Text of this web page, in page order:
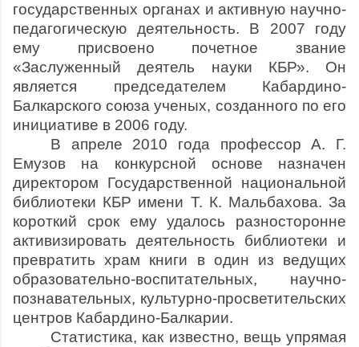
государственных органах и активную научно-
педагогическую деятельность. В 2007 году
ему присвоено почетное звание
«Заслуженный деятель науки КБР». Он
является председателем Кабардино-
Балкарского союза ученых, созданного по его
инициативе в 2006 году.
В апреле 2010 года профессор А. Г.
Емузов на конкурсной основе назначен
директором Государственной национальной
библиотеки КБР имени Т. К. Мальбахова. За
короткий срок ему удалось разносторонне
активизировать деятельность библиотеки и
превратить храм книги в один из ведущих
образовательно-воспитательных, научно-
познавательных, культурно-просветительских
центров Кабардино-Балкарии.
Статистика, как известно, вещь упрямая